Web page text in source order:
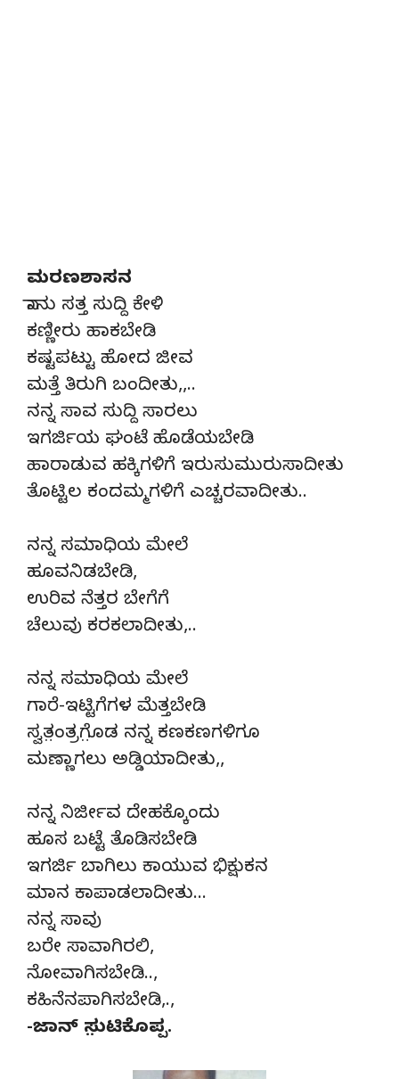
ಮರಣಶಾಸನ
ನಾನು ಸತ್ತ ಸುದ್ದಿ ಕೇಳಿ
ಕಣ್ಣೀರು ಹಾಕಬೇಡಿ
ಕಷ್ಟಪಟ್ಟು ಹೋದ ಜೀವ
ಮತ್ತೆ ತಿರುಗಿ ಬಂದೀತು,,..
ನನ್ನ ಸಾವ ಸುದ್ದಿ ಸಾರಲು
ಇಗರ್ಜಿಯ ಘಂಟೆ ಹೊಡೆಯಬೇಡಿ
ಹಾರಾಡುವ ಹಕ್ಕಿಗಳಿಗೆ ಇರುಸುಮುರುಸಾದೀತು
ತೊಟ್ಟಿಲ ಕಂದಮ್ಮಗಳಿಗೆ ಎಚ್ಚರವಾದೀತು..
ನನ್ನ ಸಮಾಧಿಯ ಮೇಲೆ
ಹೂವನಿಡಬೇಡಿ,
ಉರಿವ ನೆತ್ತರ ಬೇಗೆಗೆ
ಚೆಲುವು ಕರಕಲಾದೀತು,..
ನನ್ನ ಸಮಾಧಿಯ ಮೇಲೆ
ಗಾರೆ-ಇಟ್ಟಿಗೆಗಳ ಮೆತ್ತಬೇಡಿ
ಸ್ವತ಼ಂತ್ರಗೊ಼ಡ ನನ್ನ ಕಣಕಣಗಳಿಗೂ
ಮಣ್ಣಾಗಲು ಅಡ್ಡಿಯಾದೀತು,,
ನನ್ನ ನಿರ್ಜೀವ ದೇಹಕ್ಕೊಂದು
ಹೂಸ ಬಟ್ಟೆ ತೊಡಿಸಬೇಡಿ
ಇಗರ್ಜಿ ಬಾಗಿಲು ಕಾಯುವ ಭಿಕ್ಷುಕನ
ಮಾನ ಕಾಪಾಡಲಾದೀತು…
ನನ್ನ ಸಾವು
ಬರೇ ಸಾವಾಗಿರಲಿ,
ನೋವಾಗಿಸಬೇಡಿ..,
ಕಹಿನೆನಪಾಗಿಸಬೇಡಿ,.,
-ಜಾನ್ ಸು಼ಟಿಕೊಪ್ಪ.